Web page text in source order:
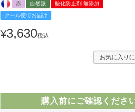
赤 自然派
酸化防止剤 無添加
クール便でお届け
¥3,630税込
お気に入り
購入前にご確認くださ